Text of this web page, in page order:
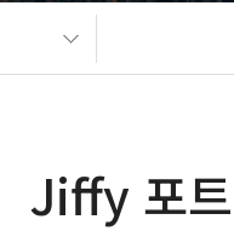
Jiffy 포